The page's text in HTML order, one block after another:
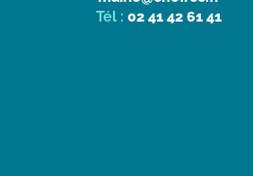
Tél : 02 41 42 61 41